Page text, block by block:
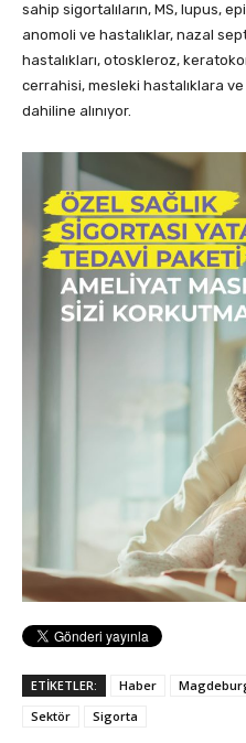
sahip sigortalıların, MS, lupus,
anomoli ve hastalıklar, nazal
hastalıkları, otoskleroz,
cerrahisi, mesleki hastalıklara
dahiline alınıyor.
ETİKETLER: Haber
Sektör
Sigorta